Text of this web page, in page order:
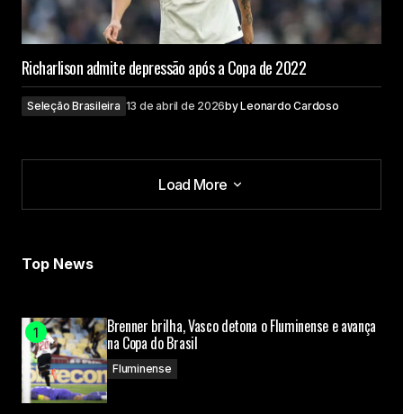
Richarlison admite depressão após a Copa de 2022
Seleção Brasileira 13 de abril de 2026byLeonardo Cardoso
Load More
Load More
Top News
Brenner brilha, Vasco detona o Fluminense e avança
na Copa do Brasil
Fluminense